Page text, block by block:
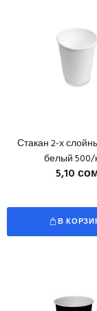
Стакан 2-х
белый 500/
5,10
В